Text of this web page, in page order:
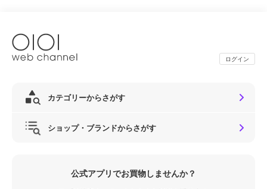
ログイン
カテゴリーからさがす
ショップ・ブランドからさがす
公式アプリでお買物しませんか？